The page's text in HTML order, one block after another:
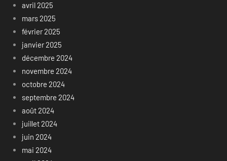
avril 2025
mars 2025
février 2025
janvier 2025
décembre 2024
novembre 2024
octobre 2024
septembre 2024
août 2024
juillet 2024
juin 2024
mai 2024